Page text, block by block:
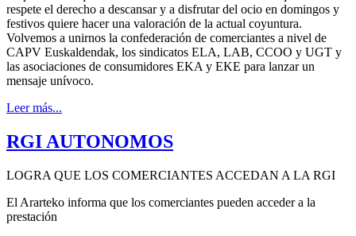
respete el derecho a descansar y a disfrutar del ocio en domingos y
festivos quiere hacer una valoración de la actual coyuntura.
Volvemos a unirnos la confederación de comerciantes a nivel de
CAPV Euskaldendak, los sindicatos ELA, LAB, CCOO y UGT y
las asociaciones de consumidores EKA y EKE para lanzar un
mensaje unívoco.
Leer más...
RGI AUTONOMOS
LOGRA QUE LOS COMERCIANTES ACCEDAN A LA RGI
El Ararteko informa que los comerciantes pueden acceder a la
prestación